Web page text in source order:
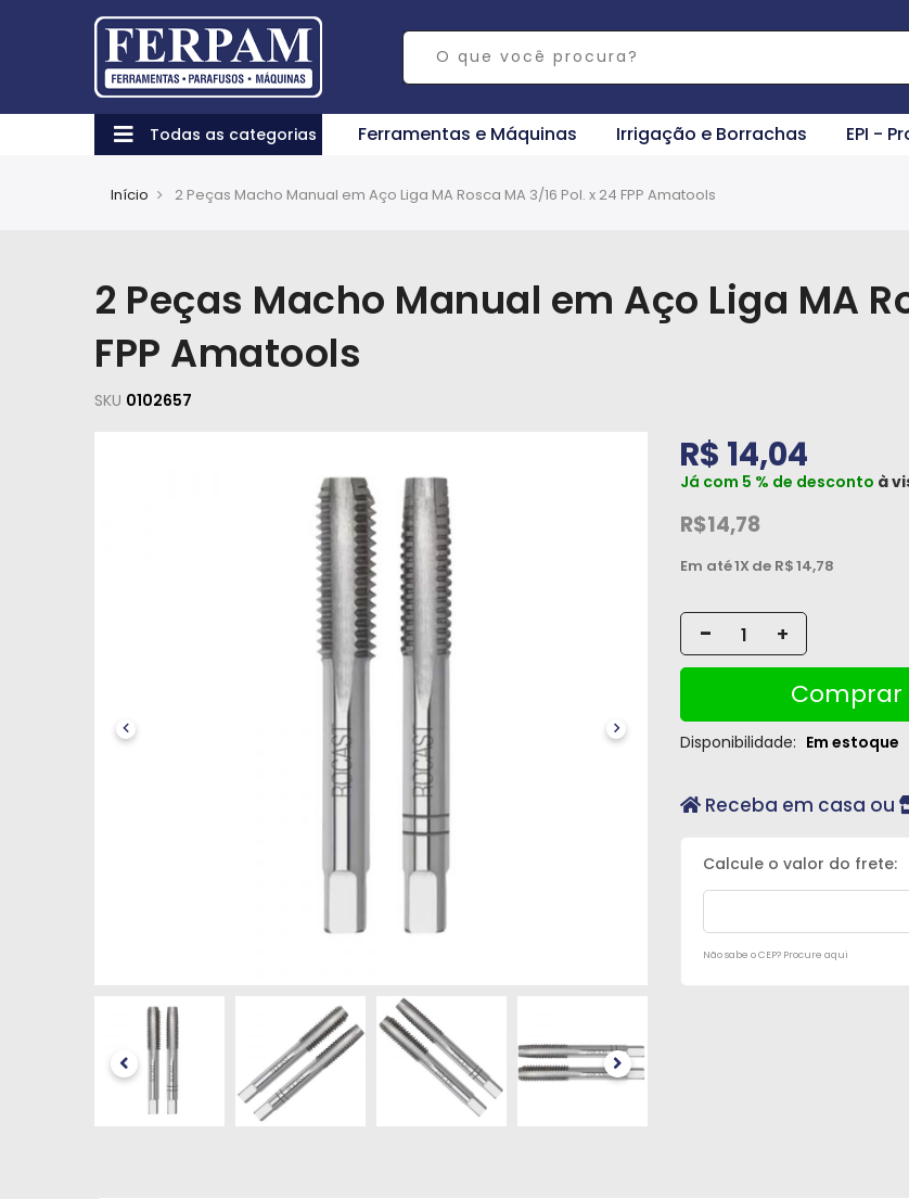
Todas as categorias Ferramentas e Máquinas Irrigação e Borrachas EPI -
Início 2 Peças Macho Manual em Aço Liga MA Rosca MA 3/16 Pol. x 24 FPP Amatools
2 Peças Macho Manual em Aço Liga MA
FPP Amatools
SKU 0102657
R$ 14,04
Já com 5 % de desconto à
R$14,78
Em até1X de R$14,78
- +
Comprar
Disponibilidade: Em estoque
Receba em casa ou
Não sabe o CEP? Procure aqui